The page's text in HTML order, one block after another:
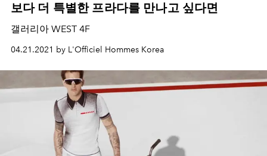
보다 더 특별한 프라다를 만나고 싶다면
갤러리아 WEST 4F
04.21.2021 by L'Officiel Hommes Korea